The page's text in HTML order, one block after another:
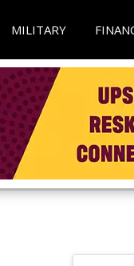
MILITARY